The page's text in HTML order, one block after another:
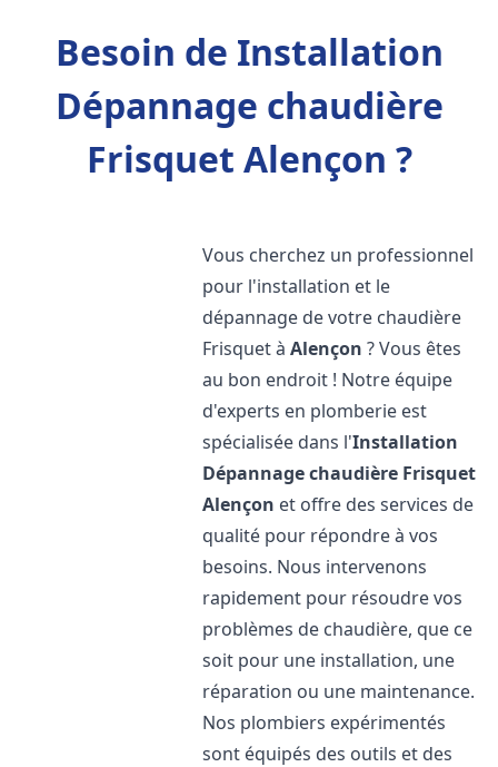
Besoin de Installation
Dépannage chaudière
Frisquet Alençon ?
Vous cherchez un professionnel
pour l'installation et le
dépannage de votre chaudière
Frisquet àAlençon ? Vous êtes
au bon endroit ! Notre équipe
d'experts en plomberie est
spécialisée dans l'Installation
Dépannage chaudière Frisquet
Alençon et offre des services de
qualité pour répondre à vos
besoins. Nous intervenons
rapidement pour résoudre vos
problèmes de chaudière, que ce
soit pour une installation, une
réparation ou une maintenance.
Nos plombiers expérimentés
sont équipés des outils et des